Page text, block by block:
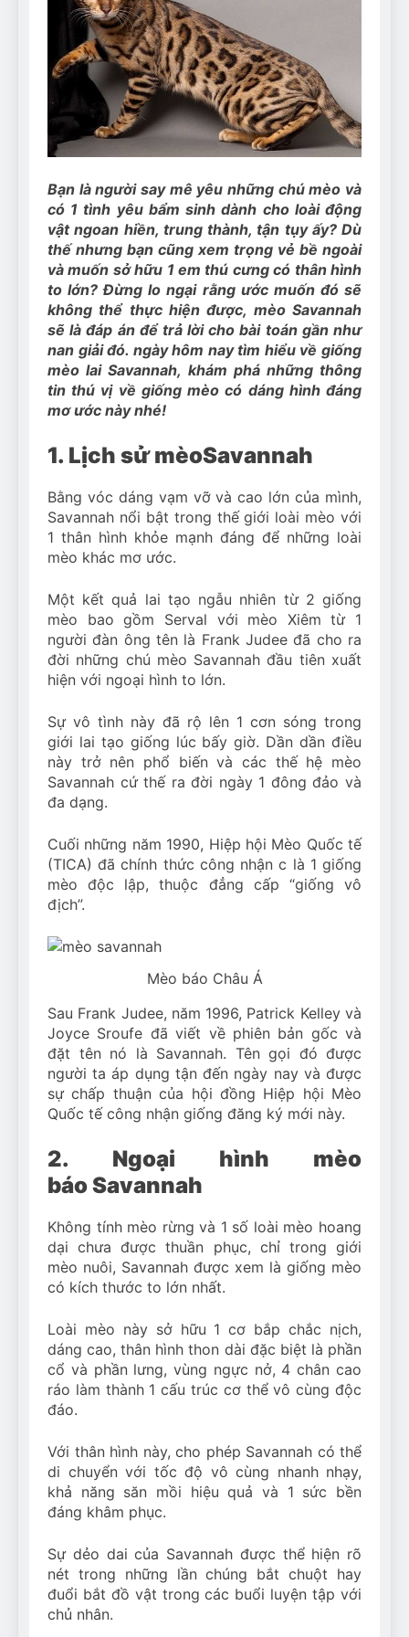
Can Bulldogs Play Fetch?
And How to Train Them!
7 Năm Ago
How Often Do I Need to
Groom My Bulldog
7 Năm Ago
Bạn là người say mê yêu những chú mèo và
có 1 tình yêu bẩm sinh dành cho loài động
vật ngoan hiền, trung thành, tận tụy ấy? Dù
thế nhưng bạn cũng xem trọng vẻ bề ngoài
và muốn sở hữu 1 em thú cưng có thân hình
to lớn? Đừng lo ngại rằng ước muốn đó sẽ
không thể thực hiện được, mèo Savannah
sẽ là đáp án để trả lời cho bài toán gần như
nan giải đó. ngày hôm nay tìm hiểu về giống
mèo lai Savannah, khám phá những thông
tin thú vị về giống mèo có dáng hình đáng
mơ ước này nhé!
1. Lịch sử mèoSavannah
Bằng vóc dáng vạm vỡ và cao lớn của mình,
Savannah nổi bật trong thế giới loài mèo với
1 thân hình khỏe mạnh đáng để những loài
mèo khác mơ ước.
Một kết quả lai tạo ngẫu nhiên từ 2 giống
mèo bao gồm Serval với mèo Xiêm từ 1
người đàn ông tên là Frank Judee đã cho ra
đời những chú mèo Savannah đầu tiên xuất
hiện với ngoại hình to lớn.
Sự vô tình này đã rộ lên 1 cơn sóng trong
giới lai tạo giống lúc bấy giờ. Dần dần điều
này trở nên phổ biến và các thế hệ mèo
Savannah cứ thế ra đời ngày 1 đông đảo và
đa dạng.
Cuối những năm 1990, Hiệp hội Mèo Quốc tế
(TICA) đã chính thức công nhận c là 1 giống
mèo độc lập, thuộc đẳng cấp “giống vô
địch”.
Mèo báo Châu Á
Sau Frank Judee, năm 1996, Patrick Kelley và
Joyce Sroufe đã viết về phiên bản gốc và
đặt tên nó là Savannah. Tên gọi đó được
người ta áp dụng tận đến ngày nay và được
sự chấp thuận của hội đồng Hiệp hội Mèo
Quốc tế công nhận giống đăng ký mới này.
2. Ngoại hình mèo
báo Savannah
Không tính mèo rừng và 1 số loài mèo hoang
dại chưa được thuần phục, chỉ trong giới
mèo nuôi, Savannah được xem là giống mèo
có kích thước to lớn nhất.
Loài mèo này sở hữu 1 cơ bắp chắc nịch,
dáng cao, thân hình thon dài đặc biệt là phần
cổ và phần lưng, vùng ngực nở, 4 chân cao
ráo làm thành 1 cấu trúc cơ thể vô cùng độc
đáo.
Với thân hình này, cho phép Savannah có thể
di chuyển với tốc độ vô cùng nhanh nhạy,
khả năng săn mồi hiệu quả và 1 sức bền
đáng khâm phục.
Sự dẻo dai của Savannah được thể hiện rõ
nét trong những lần chúng bắt chuột hay
đuổi bắt đồ vật trong các buổi luyện tập với
chủ nhân.